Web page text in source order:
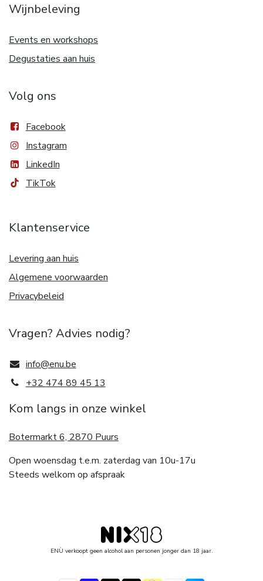
Wijnbeleving
Events en workshops
Degustaties aan huis
Volg ons
Facebook
Instagram
LinkedIn
TikTok
Klantenservice
Levering aan huis
Algemene voorwaarden
Privacybeleid
Vragen? Advies nodig?
info@enu.be
+32 474 89 45 13
Kom langs in onze winkel
Botermarkt 6, 2870 Puurs
Open woensdag t.e.m. zaterdag van 10u-17u
Steeds welkom op afspraak
ENÙ verkoopt geen alcohol aan personen jonger dan 18 jaar.